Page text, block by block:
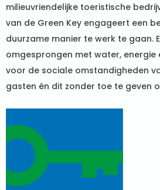
milieuvriendelijke toeristische
van de Green Key engageert een
duurzame manier te werk te gaan.
omgesprongen met water,
voor de sociale omstandigheden
gasten én dit zonder toe te geven